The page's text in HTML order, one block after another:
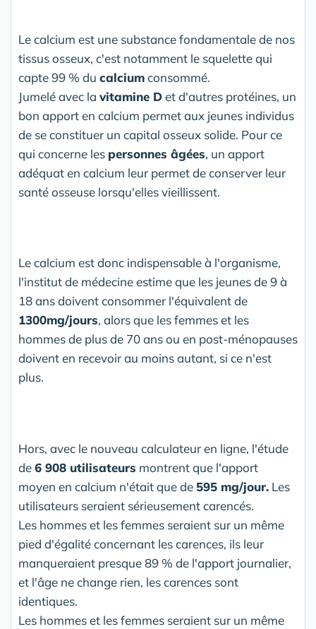
Le calcium est une substance fondamentale de nos
tissus osseux, c'est notamment le squelette qui
capte 99 % du calciumconsommé.
Jumelé avec la vitamine Det d'autres protéines, un
bon apport en calcium permet aux jeunes individus
de se constituer un capital osseux solide. Pour ce
qui concerne les personnes âgées, un apport
adéquat en calcium leur permet de conserver leur
santé osseuse lorsqu'elles vieillissent.
Le calcium est donc indispensable à l'organisme,
l'institut de médecine estime que les jeunes de 9 à
18 ans doivent consommer l'équivalent de
1300mg/jours, alors que les femmes et les
hommes de plus de 70 ans ou en post-ménopauses
doivent en recevoir au moins autant, si ce n'est
plus.
Hors, avec le nouveau calculateur en ligne, l'étude
de6 908 utilisateurs montrent que l'apport
moyen en calcium n'était que de 595 mg/jour. Les
utilisateurs seraient sérieusement carencés.
Les hommes et les femmes seraient sur un même
pied d'égalité concernant les carences, ils leur
manqueraient presque 89 % de l'apport journalier,
et l'âge ne change rien, les carences sont
identiques.
Les hommes et les femmes seraient sur un même